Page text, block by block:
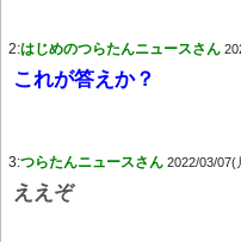
2:はじめのつらたんニュースさん
これが答えか？
3:つらたんニュースさん 2022/03/07(
ええぞ